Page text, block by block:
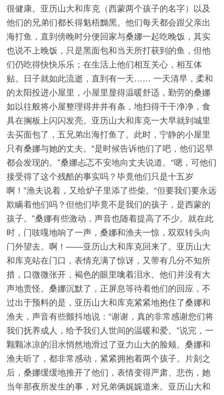
很健康。亚历山大和库克（西蒙两个孩子的名字）以及
他们的兄弟们都长得魁梧黝黑。他们每天都会跟父亲出
海打鱼，直到傍晚时分便回家与桑娜一起吃晚饭，其实
也说不上晚饭，只是黑面包和当天所打获到的鱼，但他
们仍吃得快快乐乐；在生活上他们相互关心，相互体
贴。日子就如此流逝，直到有一天…… 一天清早，柔和
的太阳投进小屋里，小屋里显得温暖舒适，勤劳的桑娜
如以往般将小屋整理得井井有条，地扫得干干净净，食
具在搁板上闪闪发亮。亚历山大和库克一大早就到城里
去买面包了，五兄弟出海打鱼了。此时，宁静的小屋里
只有桑娜与她的丈夫。“是时候告诉他们了吧，他们迟早
都会发现的。”桑娜忐忑不安地向丈夫说道。“嗯，可他们
接受得了这个残酷的事实吗？毕竟他们只是十五岁
啊！”渔夫说着，又给炉子里添了些柴。“但要我们要永远
欺瞒着他们吗？但他们毕竟不是我们的孩子，是西蒙的
孩子。”桑娜有些激动，声音也随着提高了不少。就在此
时，门吱嘎地响了一声，桑娜和渔夫一惊，双双转头向
门外望去。啊！——亚历山大和库克回来了。亚历山大
和库克站在门口，表情充满了惊讶，又带有几分不知所
措，口微微张开，褐色的眼里噙着泪水。他们并没有大
声地责怪。桑娜沉默了，正屏息等待着他们的回应，不
过出于预料的是，亚历山大和库克紧紧地抱住了桑娜和
渔夫，声音有些颤抖地说：“谢谢，真的非常感谢您们将
我们抚养成人，给予我们人世间的温暖和爱。”说完，一
颗颗冰凉的泪水悄然地滑过了亚力山大的脸颊。桑娜和
渔夫听了，都非常感动，紧紧拥抱着两个孩子。片刻之
后，桑娜缓缓地推开了他们，表情变得严肃、悲伤，她
当年那夜所发生的事，对兄弟俩娓娓道来。亚历山大和